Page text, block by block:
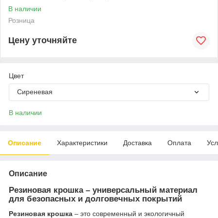
В наличии
Розница
Цену уточняйте
Цвет
Сиреневая
В наличии
Описание Характеристики Доставка Оплата
Описание
Резиновая крошка – универсальный материал
для безопасных и долговечных покрытий
Резиновая крошка – это современный и экологичный